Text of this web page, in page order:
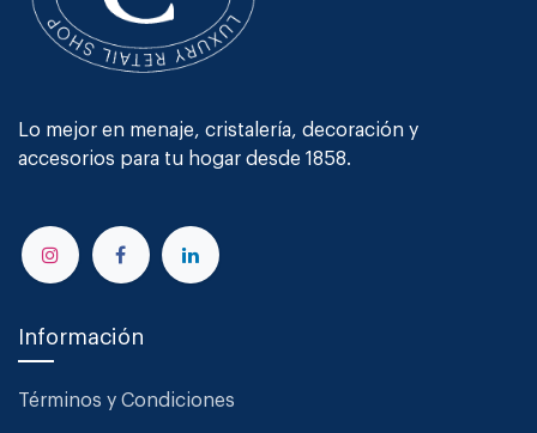
Lo mejor en menaje, cristalería, decoración y
accesorios para tu hogar desde 1858.
Información
Términos y Condiciones